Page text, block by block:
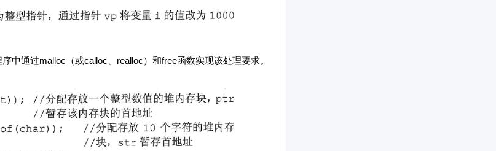
malloc（或calloc、realloc）和free函数实现该处理要求。